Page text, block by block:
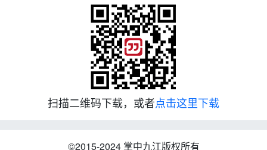
扫描二维码下载，或者点击这里下载
©2015-2024 掌中九江版权所有